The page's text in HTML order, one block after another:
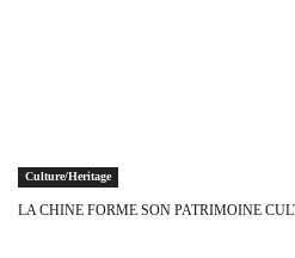
Culture/Heritage
LA CHINE FORME SON PATRIMOINE